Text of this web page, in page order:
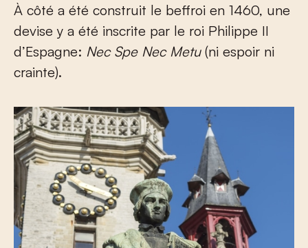
À côté a été construit le beffroi en 1460, une
devise y a été inscrite par le roi Philippe II
d’Espagne: Nec Spe Nec Metu(ni espoir ni
crainte).